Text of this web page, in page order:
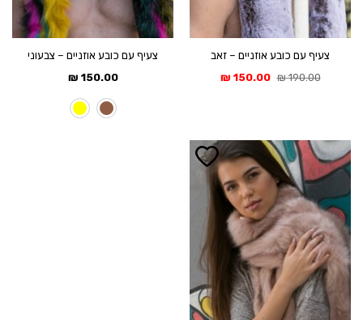
צעיף עם כובע אוזניים – זאב
190.00
₪ המחיר
150.00
₪המחיר
צעיף עם כובע אוזניים – צבעוני
150.00
₪